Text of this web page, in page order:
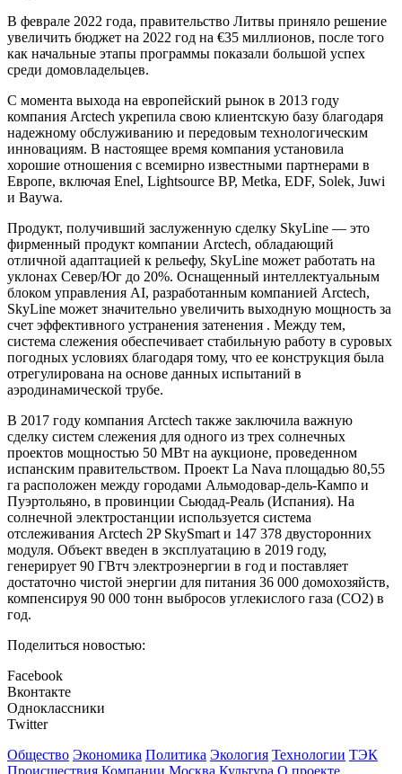
В феврале 2022 года, правительство Литвы приняло решение
увеличить бюджет на 2022 год на €35 миллионов, после того
как начальные этапы программы показали большой успех
среди домовладельцев.
С момента выхода на европейский рынок в 2013 году
компания Arctech укрепила свою клиентскую базу благодаря
надежному обслуживанию и передовым технологическим
инновациям. В настоящее время компания установила
хорошие отношения с всемирно известными партнерами в
Европе, включая Enel, Lightsource BP, Metka, EDF, Solek, Juwi
и Baywa.
Продукт, получивший заслуженную сделку SkyLine — это
фирменный продукт компании Arctech, обладающий
отличной адаптацией к рельефу, SkyLine может работать на
уклонах Север/Юг до 20%. Оснащенный интеллектуальным
блоком управления AI, разработанным компанией Arctech,
SkyLine может значительно увеличить выходную мощность за
счет эффективного устранения затенения . Между тем,
система слежения обеспечивает стабильную работу в суровых
погодных условиях благодаря тому, что ее конструкция была
отрегулирована на основе данных испытаний в
аэродинамической трубе.
В 2017 году компания Arctech также заключила важную
сделку систем слежения для одного из трех солнечных
проектов мощностью 50 МВт на аукционе, проведенном
испанским правительством. Проект La Nava площадью 80,55
га расположен между городами Альмодовар-дель-Кампо и
Пуэртольяно, в провинции Сьюдад-Реаль (Испания). На
солнечной электростанции используется система
отслеживания Arctech 2P SkySmart и 147 378 двусторонних
модуля. Объект введен в эксплуатацию в 2019 году,
генерирует 90 ГВтч электроэнергии в год и поставляет
достаточно чистой энергии для питания 36 000 домохозяйств,
компенсируя 90 000 тонн выбросов углекислого газа (CO2) в
год.
Поделиться новостью:
Facebook
Вконтакте
Одноклассники
Twitter
Общество Экономика Политика Экология Технологии ТЭК